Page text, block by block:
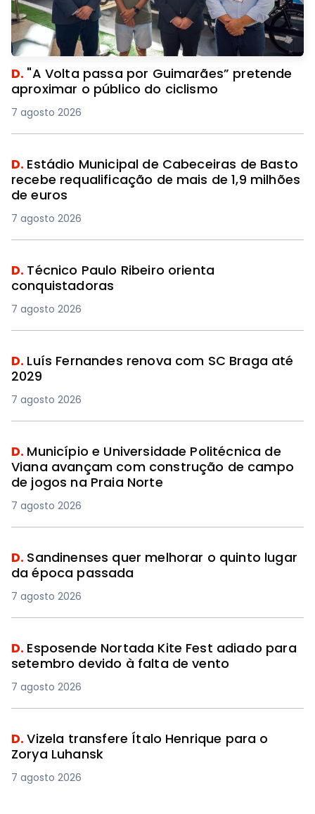
D. "A Volta passa por Guimarães” pretende
aproximar o público do ciclismo
7 agosto 2026
D. Estádio Municipal de Cabeceiras de Basto
recebe requalificação de mais de 1,9 milhões
de euros
7 agosto 2026
D. Técnico Paulo Ribeiro orienta
conquistadoras
7 agosto 2026
D. Luís Fernandes renova com SC Braga até
2029
7 agosto 2026
D. Município e Universidade Politécnica de
Viana avançam com construção de campo
de jogos na Praia Norte
7 agosto 2026
D. Sandinenses quer melhorar o quinto lugar
da época passada
7 agosto 2026
D. Esposende Nortada Kite Fest adiado para
setembro devido à falta de vento
7 agosto 2026
D.Vizela transfere Ítalo Henrique para o
Zorya Luhansk
7 agosto 2026